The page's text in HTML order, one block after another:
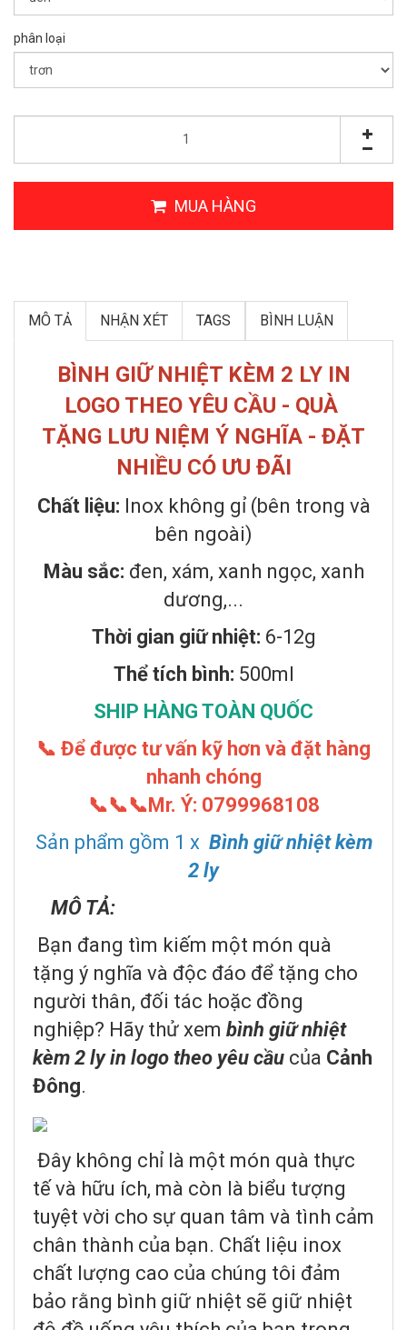
phân loại
MUA HÀNG
MÔ TẢ NHẬN XÉT TAGS BÌNH LUẬN
BÌNH GIỮ NHIỆT KÈM 2 LY IN
LOGO THEO YÊU CẦU - QUÀ
TẶNG LƯU NIỆM Ý NGHĨA - ĐẶT
NHIỀU CÓ ƯU ĐÃI
Chất liệu: Inox không gỉ (bên trong và
bên ngoài)
Màu sắc: đen, xám, xanh ngọc, xanh
dương,...
Thời gian giữ nhiệt: 6-12g
Thể tích bình: 500ml
SHIP HÀNG TOÀN QUỐC
📞 Để được tư vấn kỹ hơn và đặt hàng
nhanh chóng
📞📞📞Mr. Ý: 0799968108
Sản phẩm gồm 1 x Bình giữ nhiệt kèm
2 ly
MÔ TẢ:
Bạn đang tìm kiếm một món quà
tặng ý nghĩa và độc đáo để tặng cho
người thân, đối tác hoặc đồng
nghiệp? Hãy thử xem bình giữ nhiệt
kèm 2 ly in logo theo yêu cầu của Cảnh
Đông.
Đây không chỉ là một món quà thực
tế và hữu ích, mà còn là biểu tượng
tuyệt vời cho sự quan tâm và tình cảm
chân thành của bạn. Chất liệu inox
chất lượng cao của chúng tôi đảm
bảo rằng bình giữ nhiệt sẽ giữ nhiệt